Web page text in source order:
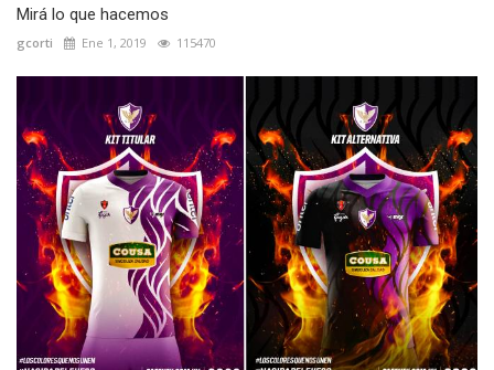
Mirá lo que hacemos
gcorti Ene 1, 2019 115470